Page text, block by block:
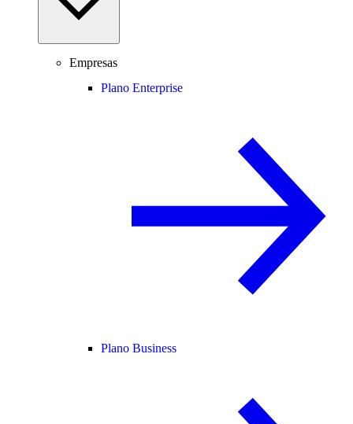
Empresas
Plano Enterprise
Plano Business